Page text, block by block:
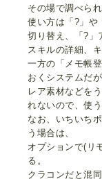
その場で調べら
使い方は「?」や
切り替え、「?」
スキルの詳細、
一方の「メモ帳
おくシステムだが
レア素材などを
れないので、使う
なお、いちいち
う場合は、
オプションで(リ
る。
クラコンだと混